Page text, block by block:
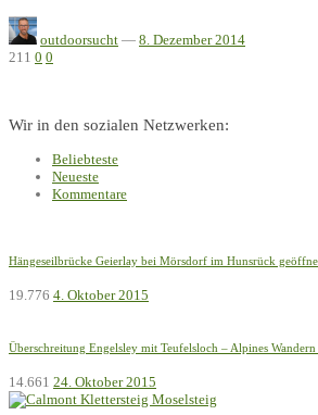
outdoorsucht — 8. Dezember 2014
211 0 0
Wir in den sozialen Netzwerken:
Beliebteste
Neueste
Kommentare
Hängeseilbrücke Geierlay bei Mörsdorf im Hunsrück
19.776 4. Oktober 2015
Überschreitung Engelsley mit Teufelsloch – Alpines
14.661 24. Oktober 2015